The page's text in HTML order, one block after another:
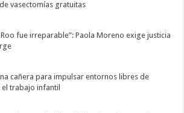
vasectomías gratuitas
Roo fue irreparable”: Paola Moreno exige justicia
cañera para impulsar entornos libres de
trabajo infantil